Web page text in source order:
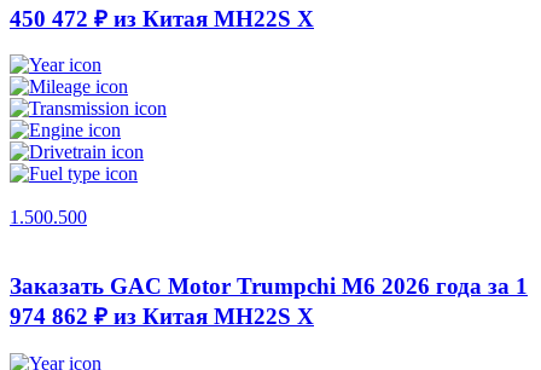
450 472 ₽ из Китая MH22S X
1.500.500
Заказать GAC Motor Trumpchi M6 2026 года за 1
974 862 ₽ из Китая MH22S X